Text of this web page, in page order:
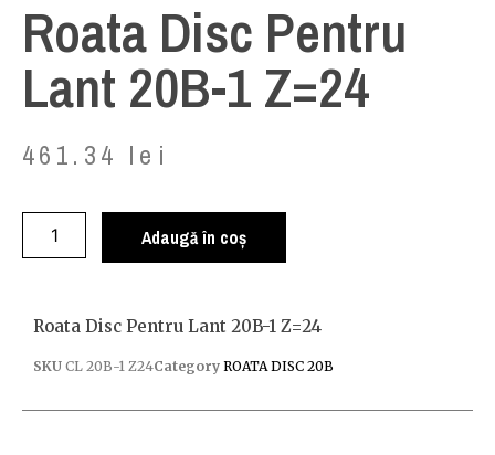
Roata Disc Pentru
Lant 20B-1 Z=24
461.34 lei
Adaugă în coș
Roata Disc Pentru Lant 20B-1 Z=24
SKU CL 20B-1 Z24Category ROATA DISC 20B